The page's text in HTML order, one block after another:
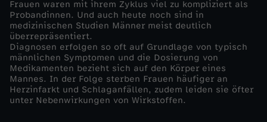
.
u
n
d
Frauen waren mit ihrem Zyklus viel zu kompliziert als
Probandinnen. Und auch heute noch sind in
medizinischen Studien Männer meist deutlich
überrepräsentiert.
Diagnosen erfolgen so oft auf Grundlage von typisch
männlichen Symptomen und die Dosierung von
Medikamenten bezieht sich auf den Körper eines
Mannes. In der Folge sterben Frauen häufiger an
Herzinfarkt und Schlaganfällen, zudem leiden sie öfter
unter Nebenwirkungen von Wirkstoffen.